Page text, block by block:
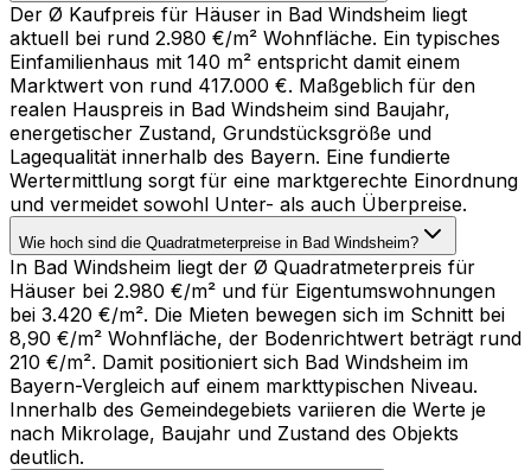
Der Ø Kaufpreis für Häuser in Bad Windsheim liegt
aktuell bei rund 2.980 €/m² Wohnfläche. Ein typisches
Einfamilienhaus mit 140 m² entspricht damit einem
Marktwert von rund 417.000 €. Maßgeblich für den
realen Hauspreis in Bad Windsheim sind Baujahr,
energetischer Zustand, Grundstücksgröße und
Lagequalität innerhalb des Bayern. Eine fundierte
Wertermittlung sorgt für eine marktgerechte Einordnung
und vermeidet sowohl Unter- als auch Überpreise.
Wie hoch sind die Quadratmeterpreise in Bad Windsheim?
In Bad Windsheim liegt der Ø Quadratmeterpreis für
Häuser bei 2.980 €/m² und für Eigentumswohnungen
bei 3.420 €/m². Die Mieten bewegen sich im Schnitt bei
8,90 €/m² Wohnfläche, der Bodenrichtwert beträgt rund
210 €/m². Damit positioniert sich Bad Windsheim im
Bayern-Vergleich auf einem markttypischen Niveau.
Innerhalb des Gemeindegebiets variieren die Werte je
nach Mikrolage, Baujahr und Zustand des Objekts
deutlich.